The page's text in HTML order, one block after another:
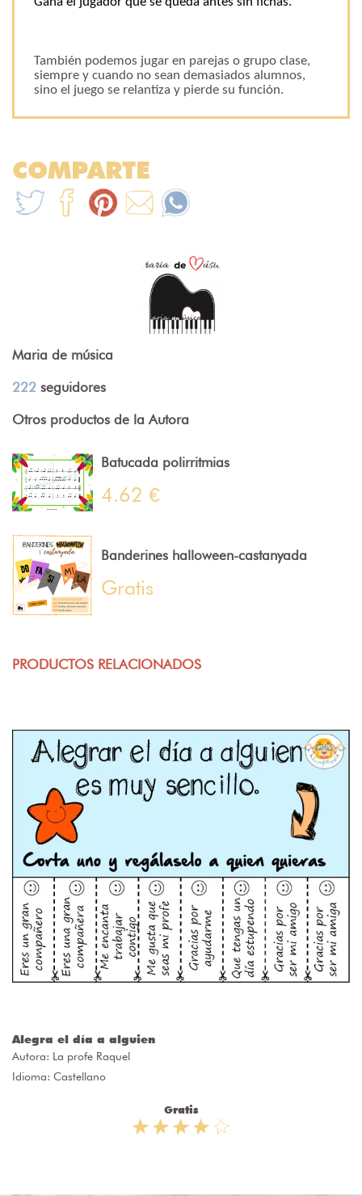
También podemos jugar en parejas o grupo clase,
siempre y cuando no sean demasiados alumnos,
sino el juego se relantiza y pierde su función.
COMPARTE
Maria de música
222 seguidores
Otros productos de la Autora
Batucada polirritmias
4.62 €
Banderines halloween-castanyada
Gratis
PRODUCTOS RELACIONADOS
Alegra el día a alguien
Autora: La profe Raquel
Idioma: Castellano
Gratis